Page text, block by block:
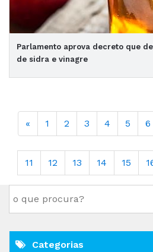
Parlamento aprova decreto que
de sidra e vinagre
« 1 2 3 4 5 6
11 12 13 14 15
Categorias